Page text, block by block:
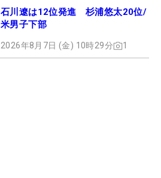
石川遼は12位発進 杉浦悠太20位/
米男子下部
2026年8月7日 (金) 10時29分 1